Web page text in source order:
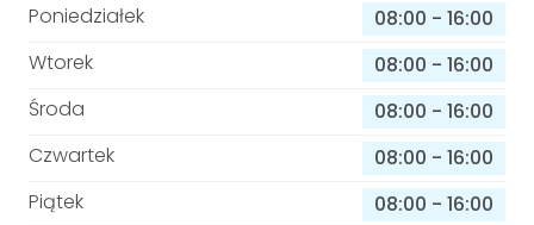
Poniedziałek 08:00 - 16:00
Wtorek
08:00 - 16:00
Środa
08:00 - 16:00
Czwartek
08:00 - 16:00
Piątek
08:00 - 16:00